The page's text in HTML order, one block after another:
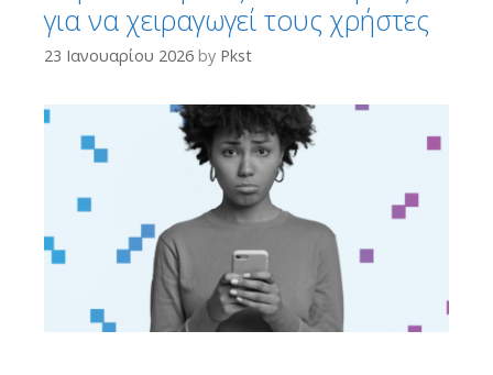
για να χειραγωγεί τους χρήστες
23 Ιανουαρίου 2026 by Pkst